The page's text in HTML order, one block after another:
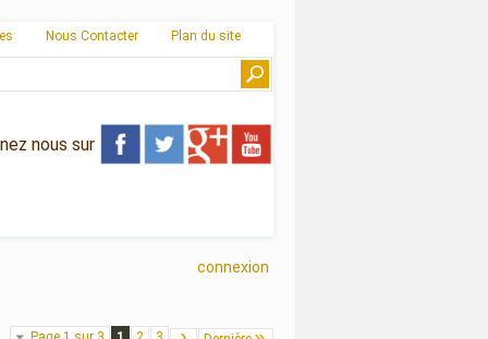
Nous Contacter Plan du site
nous sur
connexion